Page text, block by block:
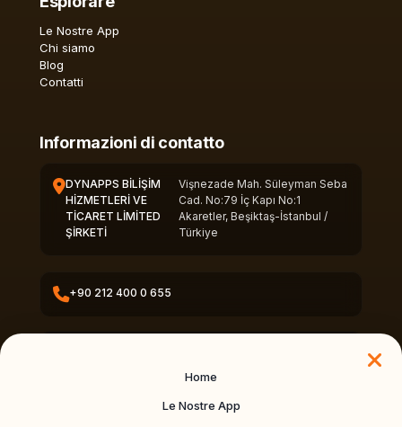
Home
Le Nostre App
Le Nostre App
Chi siamo
Blog
Contatti
Informazioni di contatto
DYNAPPS BİLİŞİM
HİZMETLERİ VE
TİCARET LİMİTED
ŞİRKETİ
Vişnezade Mah. Süleyman Seba
Cad. No:79 İç Kapı No:1
Akaretler, Beşiktaş-İstanbul /
Türkiye
+90 212 400 0 655